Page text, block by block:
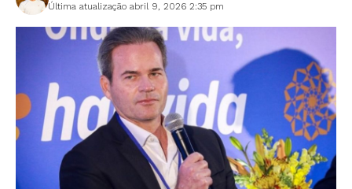
Última atualização abril 9, 2026 2:35 pm